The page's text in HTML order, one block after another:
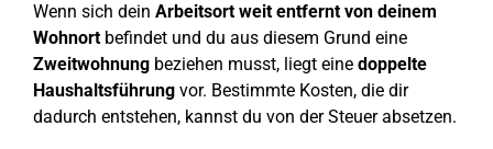
Wenn sich dein Arbeitsort weit entfernt von deinem
Wohnortbefindet und du aus diesem Grund eine
Zweitwohnung beziehen musst, liegt eine doppelte
Haushaltsführung vor. Bestimmte Kosten, die dir
dadurch entstehen, kannst du von der Steuer absetzen.